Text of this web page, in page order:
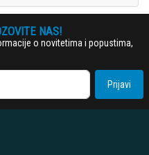
NAS!
o novitetima i popustima,
Prijavi